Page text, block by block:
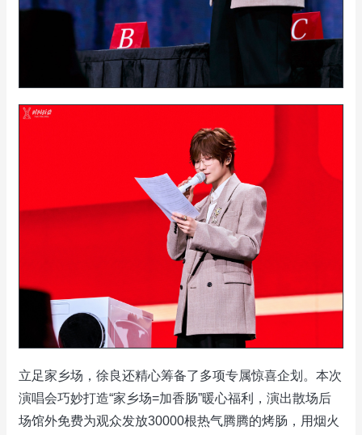
立足家乡场，徐良还精心筹备了多项专属惊喜企划。本次
演唱会巧妙打造“家乡场=加香肠”暖心福利，演出散场后
场馆外免费为观众发放30000根热气腾腾的烤肠，用烟火